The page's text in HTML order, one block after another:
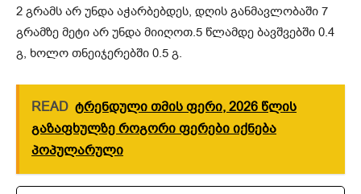
2 გრამს არ უნდა აჭარბებდეს, დღის განმავლობაში 7
გრამზე მეტი არ უნდა მიიღოთ.5 წლამდე ბავშვებში 0.4
გ, ხოლო თნეიჯერებში 0.5 გ.
READ ტრენდული თმის ფერი, 2026 წლის
გაზაფხულზე როგორი ფერები იქნება
პოპულარული